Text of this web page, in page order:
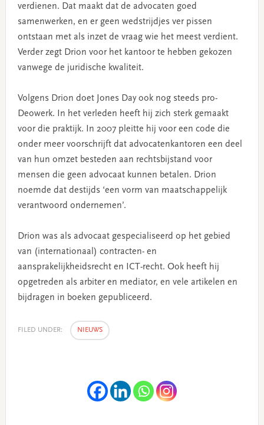
verdienen. Dat maakt dat de advocaten goed
samenwerken, en er geen wedstrijdjes ver pissen
ontstaan met als inzet de vraag wie het meest verdient.
Verder zegt Drion voor het kantoor te hebben gekozen
vanwege de juridische kwaliteit.
Volgens Drion doet Jones Day ook nog steeds pro-
Deowerk. In het verleden heeft hij zich sterk gemaakt
voor die praktijk. In 2007 pleitte hij voor een code die
onder meer voorschrijft dat advocatenkantoren een deel
van hun omzet besteden aan rechtsbijstand voor
mensen die geen advocaat kunnen betalen. Drion
noemde dat destijds ‘een vorm van maatschappelijk
verantwoord ondernemen’.
Drion was als advocaat gespecialiseerd op het gebied
van (internationaal) contracten- en
aansprakelijkheidsrecht en ICT-recht. Ook heeft hij
opgetreden als arbiter en mediator, en vele artikelen en
bijdragen in boeken gepubliceerd.
FILED UNDER: NIEUWS